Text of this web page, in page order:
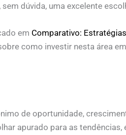
dúvida, uma excelente
em Comparativo:
como investir nesta área em
de oportunidade,
apurado para as tendências,